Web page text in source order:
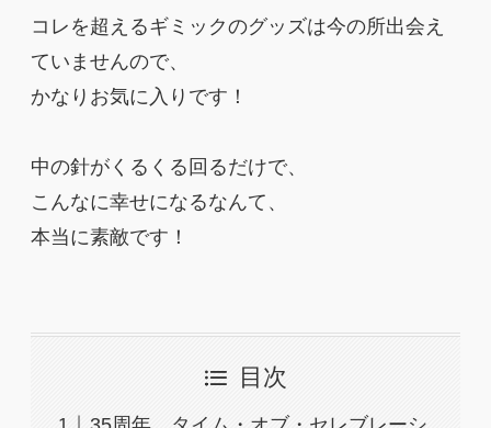
コレを超えるギミックのグッズは今の所出会え
ていませんので、
かなりお気に入りです！
中の針がくるくる回るだけで、
こんなに幸せになるなんて、
本当に素敵です！
目次